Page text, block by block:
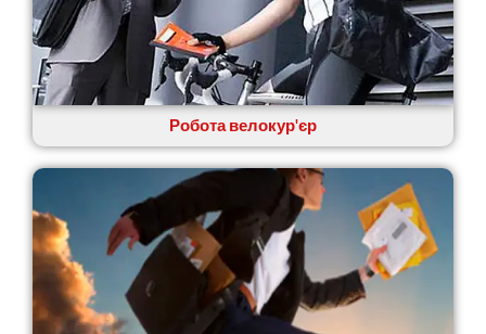
Крюківщина
Крижанівка
Ладижин
Лісники
Лозова
Лубни
Луцьк
Лука-Мелешківська
Львів
Малин
Марганець
Робота велокур'єр